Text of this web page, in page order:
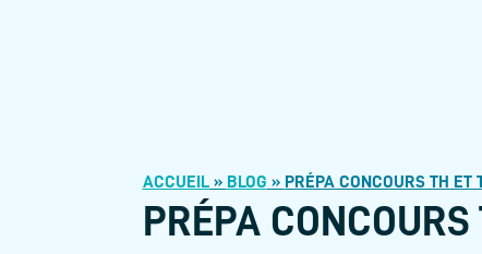
ACCUEIL» BLOG » PRÉPA CONCOURS TH ET
PRÉPA